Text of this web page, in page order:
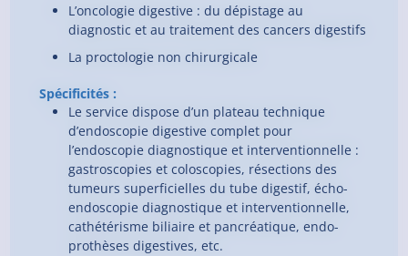
L’oncologie digestive : du dépistage au
diagnostic et au traitement des cancers digestifs
La proctologie non chirurgicale
Spécificités :
Le service dispose d’un plateau technique
d’endoscopie digestive complet pour
l’endoscopie diagnostique et interventionnelle :
gastroscopies et coloscopies, résections des
tumeurs superficielles du tube digestif, écho-
endoscopie diagnostique et interventionnelle,
cathétérisme biliaire et pancréatique, endo-
prothèses digestives, etc.